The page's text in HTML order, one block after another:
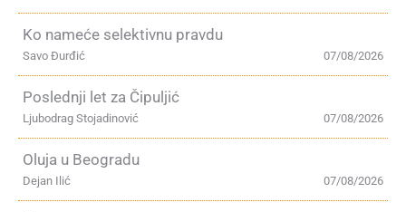
Ko nameće selektivnu pravdu
07/08/2026
Savo Đurđić
Poslednji let za Čipuljić
07/08/2026
Ljubodrag Stojadinović
Oluja u Beogradu
07/08/2026
Dejan Ilić